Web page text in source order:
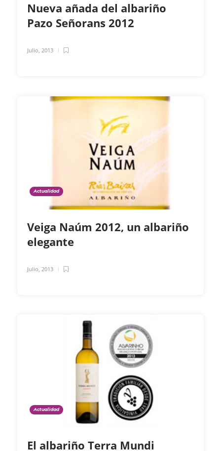
Nueva añada del albariño
Pazo Señorans 2012
Julio, 2013
Actualidad
Veiga Naúm 2012, un albariño
elegante
Julio, 2013
Actualidad
El albariño Terra Mundi